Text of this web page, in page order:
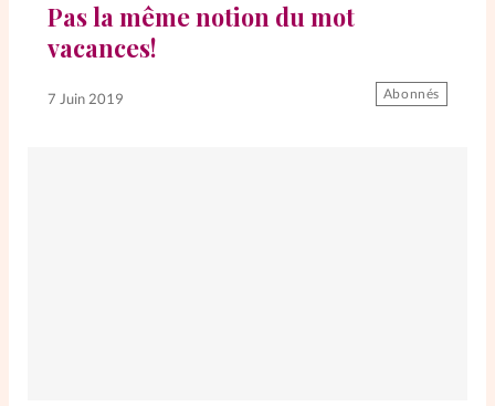
Pas la même notion du mot
vacances!
7 Juin 2019 Abonnés